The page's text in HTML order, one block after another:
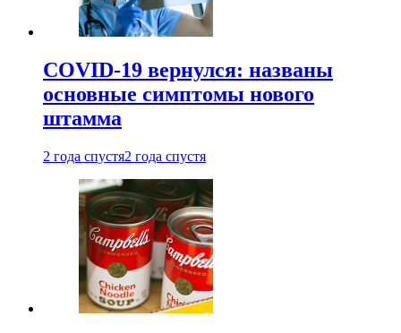
COVID-19 вернулся: названы
основные симптомы нового
штамма
2 года спустя2 года спустя